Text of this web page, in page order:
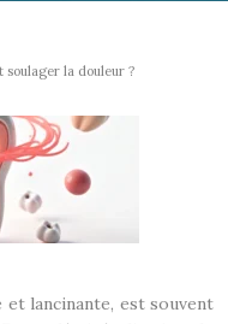
soulager la douleur ?
lancinante, est souvent